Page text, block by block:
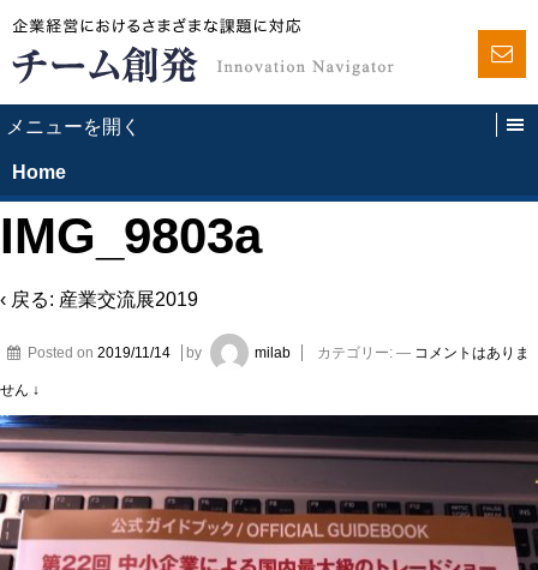
Home
IMG_9803a
‹ 戻る: 産業交流展2019
Posted on 2019/11/14 by milab カテゴリー: — コメントはありま
せん ↓